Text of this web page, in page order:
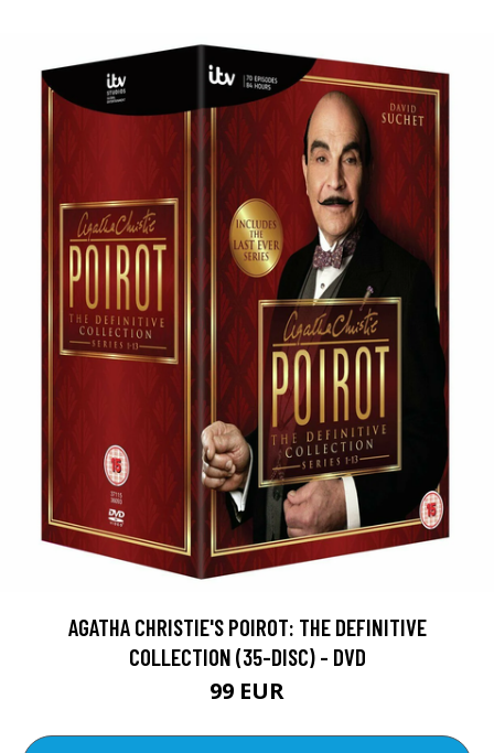
AGATHA CHRISTIE'S POIROT: THE DEFINITIVE
COLLECTION (35-DISC) - DVD
99 EUR